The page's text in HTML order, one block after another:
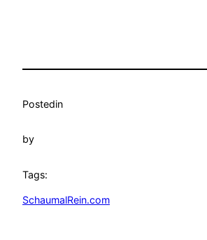
Postedin
by
Tags:
SchaumalRein.com